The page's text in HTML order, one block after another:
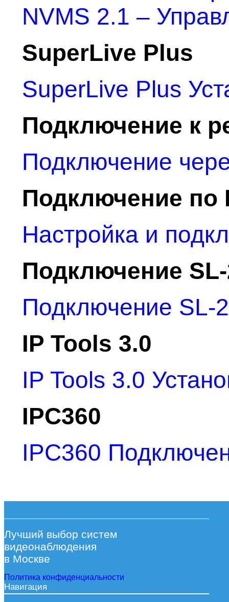
NVMS 2.1 –
SuperLive Plus
SuperLive Plus
Подключение к
Подключение
Подключение по
Настройка и
Подключение
Подключение SL-
IP Tools 3.0
IP Tools 3.0
IPC360
IPC360
Лучший выбор систем
видеонаблюдения
в Москве
Политика конфиденциальности
Навигация